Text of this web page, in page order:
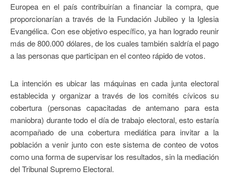
Europea en el país contribuirían a financiar la compra, que
proporcionarían a través de la Fundación Jubileo y la Iglesia
Evangélica. Con ese objetivo específico, ya han logrado reunir
más de 800.000 dólares, de los cuales también saldría el pago
a las personas que participan en el conteo rápido de votos.
La intención es ubicar las máquinas en cada junta electoral
establecida y organizar a través de los comités cívicos su
cobertura (personas capacitadas de antemano para esta
maniobra) durante todo el día de trabajo electoral, esto estaría
acompañado de una cobertura mediática para invitar a la
población a venir junto con este sistema de conteo de votos
como una forma de supervisar los resultados, sin la mediación
del Tribunal Supremo Electoral.